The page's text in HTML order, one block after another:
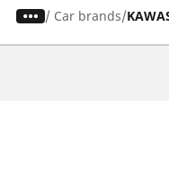
/ Car brands